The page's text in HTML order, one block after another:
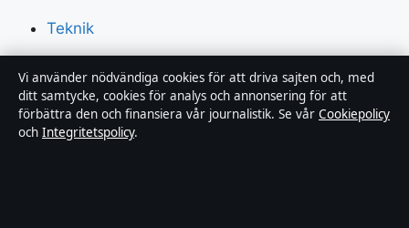
Teknik
Världen
Sport
Vi använder nödvändiga cookies för att driva sajten och, med
ditt samtycke, cookies för analys och annonsering för att
förbättra den och finansiera vår journalistik. Se vår Cookiepolicy
och Integritetspolicy.